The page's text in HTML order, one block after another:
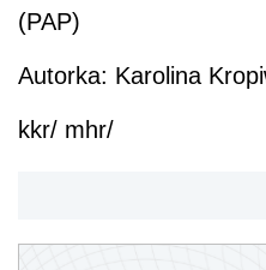
(PAP)
Autorka: Karolina
kkr/ mhr/